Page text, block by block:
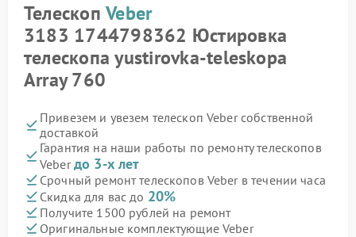
ТелескопVeber
3183 1744798362 Юстировка
телескопа yustirovka-teleskopa
Array 760
Привезем и увезем телескоп Veber собственной
доставкой
Гарантия на наши работы по ремонту телескопов
Veberдо 3-х лет
Срочный ремонт телескопов Veber в течении часа
Скидка для вас до 20%
Получите 1500 рублей на ремонт
Оригинальные комплектующие Veber